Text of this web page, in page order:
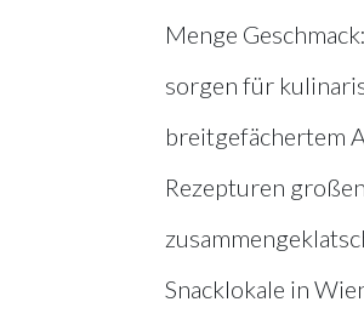
Menge
sorgen für
breitgefächertem
Rezepturen
Snacklokale in